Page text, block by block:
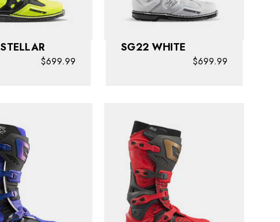
SG22 STELLAR
$699.99
SG22 WHITE
$699.99